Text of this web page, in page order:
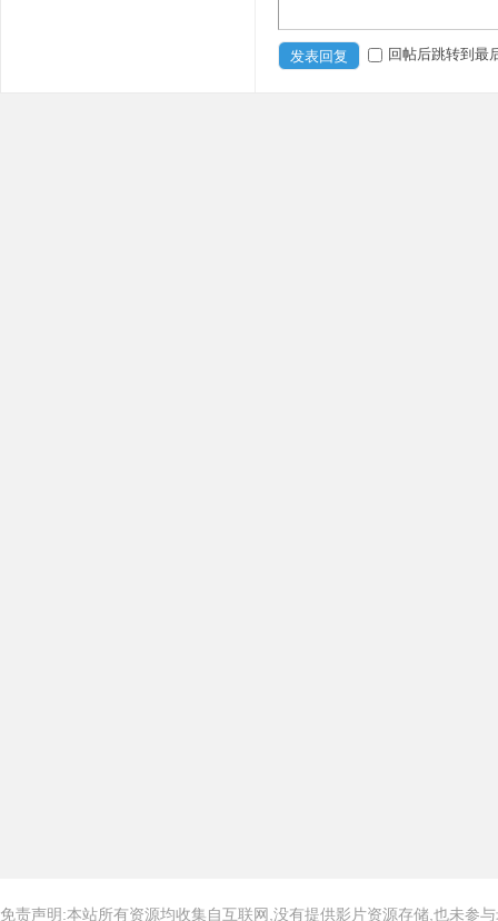
发表回复 回帖后跳转到最
免责声明:本站所有资源均收集自互联网,没有提供影片资源存储,也未参